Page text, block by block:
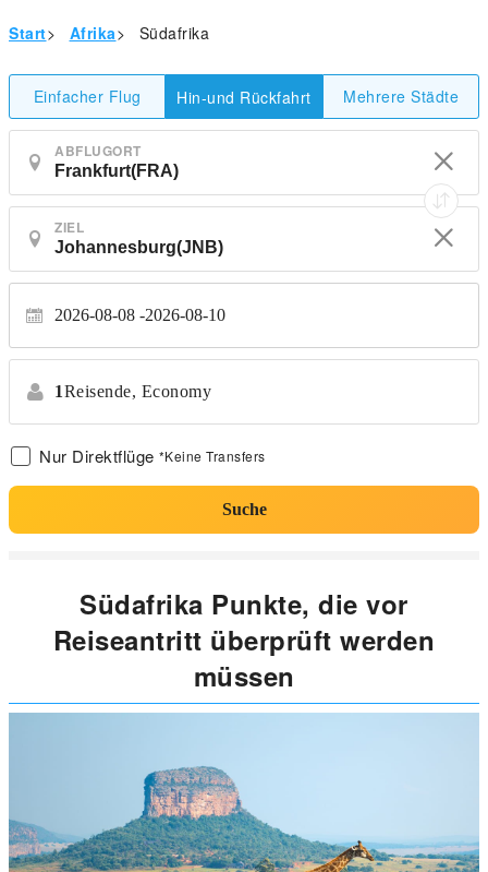
Start> Afrika> Südafrika
Einfacher Flug Hin-und Rückfahrt Mehrere Städte
ABFLUGORT
ZIEL
2026-08-08 2026-08-10
1Reisende, Economy
Nur Direktflüge *Keine Transfers
Suche
Südafrika Punkte, die vor
Reiseantritt überprüft werden
müssen